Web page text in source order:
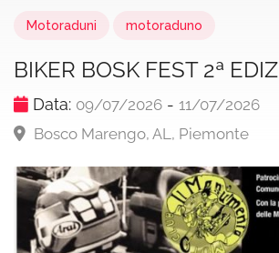
Motoraduni motoraduno
BIKER BOSK FEST 2ª
Data: 09/07/2026 - 11/07/2026
Bosco Marengo, AL, Piemonte